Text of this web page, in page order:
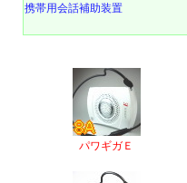
携帯用会話補助装置
パワギガＥ